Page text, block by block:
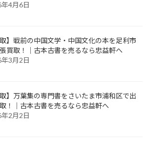
4月6日
取】戦前の中国文学・中国文化の本を足利市
買取！｜古本古書を売るなら忠益軒へ
3月2日
取】万葉集の専門書をさいたま市浦和区で出
！｜古本古書を売るなら忠益軒へ
2月2日